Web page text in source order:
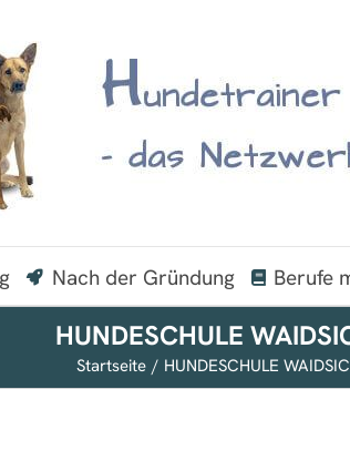
Nach der Gründung Berufe
HUNDESCHULE
Startseite HUNDESCHULE